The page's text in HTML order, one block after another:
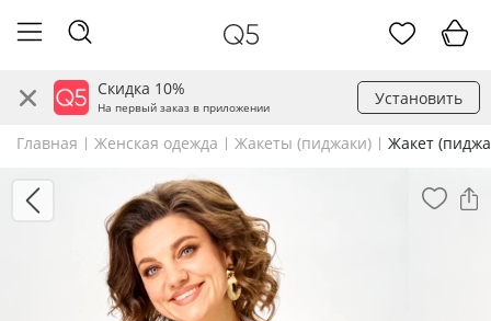
Скидка 10%
На первый заказ в приложении Установить
Главная Женская одежда Жакеты (пиджаки) Жакет